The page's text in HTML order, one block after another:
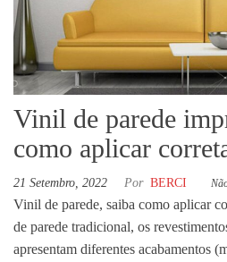
Vinil de parede
como aplicar
21 Setembro, 2022 Por BERCI
Vinil de parede, saiba como aplicar
de parede tradicional, os
apresentam diferentes acabamentos